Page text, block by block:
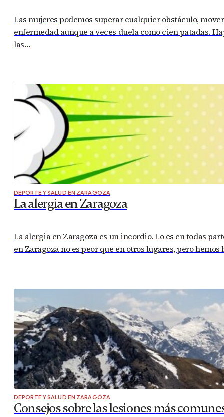
Las mujeres podemos superar cualquier obstáculo,
enfermedad aunque a veces duela como cien patadas.
las…
DEPORTE Y SALUD EN ZARAGOZA
La alergia en Zaragoza
La alergia en Zaragoza es un incordio. Lo es en todas
en Zaragoza no es peor que en otros lugares, pero
DEPORTE Y SALUD EN ZARAGOZA
Consejos sobre las lesiones más